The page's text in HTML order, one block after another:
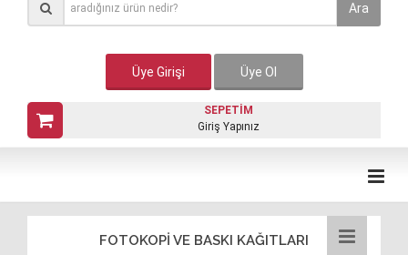
Ara
Üye Girişi Üye Ol
SEPETİM
Giriş Yapınız
FOTOKOPİ VE BASKI KAĞITLARI